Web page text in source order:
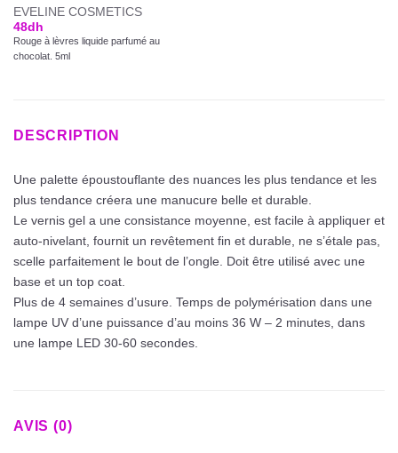
EVELINE COSMETICS
48dh
Rouge à lèvres liquide parfumé au
chocolat. 5ml
DESCRIPTION
Une palette époustouflante des nuances les plus tendance et les
plus tendance créera une manucure belle et durable.
Le vernis gel a une consistance moyenne, est facile à appliquer et
auto-nivelant, fournit un revêtement fin et durable, ne s’étale pas,
scelle parfaitement le bout de l’ongle. Doit être utilisé avec une
base et un top coat.
Plus de 4 semaines d’usure. Temps de polymérisation dans une
lampe UV d’une puissance d’au moins 36 W – 2 minutes, dans
une lampe LED 30-60 secondes.
AVIS (0)